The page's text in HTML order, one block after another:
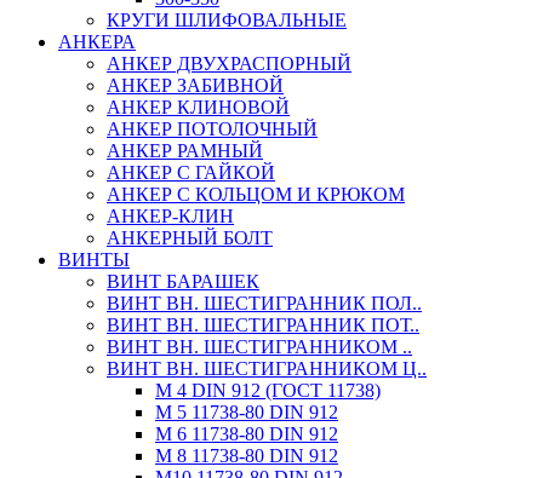
КРУГИ ШЛИФОВАЛЬНЫЕ
АНКЕРА
АНКЕР ДВУХРАСПОРНЫЙ
АНКЕР ЗАБИВНОЙ
АНКЕР КЛИНОВОЙ
АНКЕР ПОТОЛОЧНЫЙ
АНКЕР РАМНЫЙ
АНКЕР С ГАЙКОЙ
АНКЕР С КОЛЬЦОМ И КРЮКОМ
АНКЕР-КЛИН
АНКЕРНЫЙ БОЛТ
ВИНТЫ
ВИНТ БАРАШЕК
ВИНТ ВН. ШЕСТИГРАННИК ПОЛ..
ВИНТ ВН. ШЕСТИГРАННИК ПОТ..
ВИНТ ВН. ШЕСТИГРАННИКОМ ..
ВИНТ ВН. ШЕСТИГРАННИКОМ Ц..
М 4 DIN 912 (ГОСТ 11738)
М 5 11738-80 DIN 912
М 6 11738-80 DIN 912
М 8 11738-80 DIN 912